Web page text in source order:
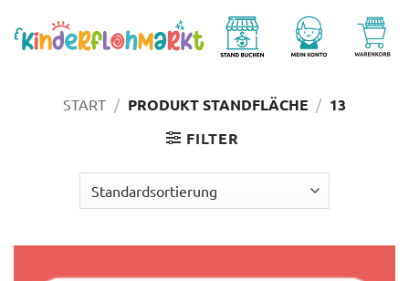
Inhalt
springen
START / PRODUKT STANDFLÄCHE / 13
FILTER